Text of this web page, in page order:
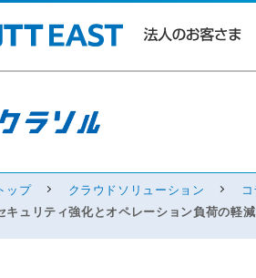
ップ クラウドソリューション
キュリティ強化とオペレーション負荷の軽